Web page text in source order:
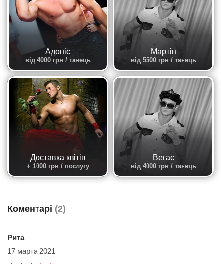
Адоніс
від 4000 грн / танець
Мартін
від 5500 грн / танець
Доставка квітів
+ 1000 грн / послугу
Вегас
від 4000 грн / танець
Коментарі (2)
Рита
17 марта 2021